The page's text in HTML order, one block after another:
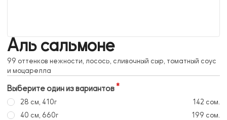
Аль сальмоне
99 оттенков нежности, лосось, сливочный сыр, томатный соус
и моцарелла
Выберите один из вариантов
28 см, 410г
142 сом.
40 см, 660г
199 сом.